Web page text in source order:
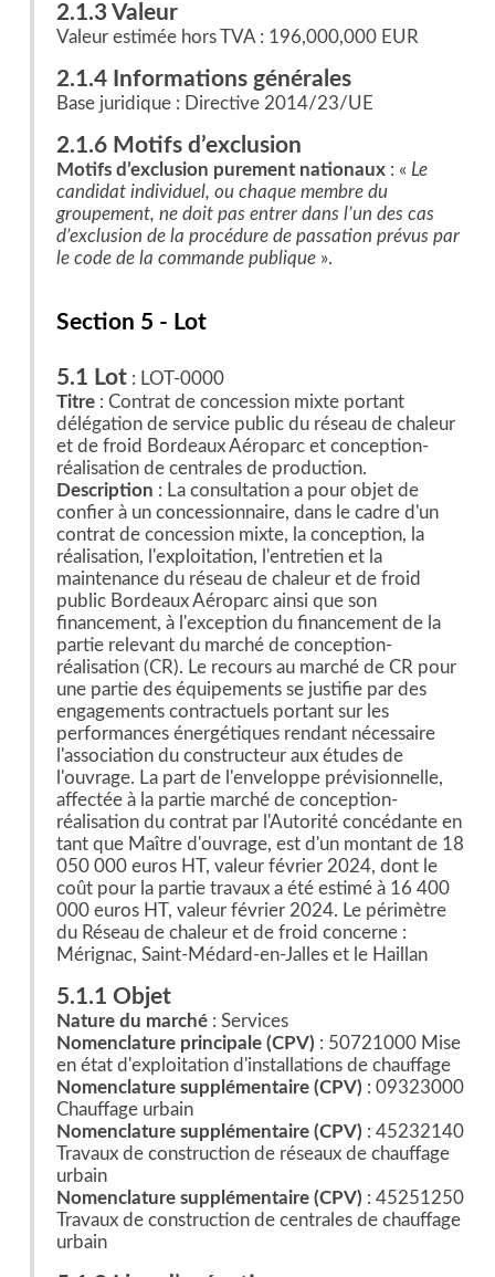
2.1.3 Valeur
Valeur estimée hors TVA : 196,000,000 EUR
2.1.4 Informations générales
Base juridique : Directive 2014/23/UE
2.1.6 Motifs d’exclusion
Motifs d’exclusion purement nationaux: « Le
candidat individuel, ou chaque membre du
groupement, ne doit pas entrer dans l’un des cas
d’exclusion de la procédure de passation prévus par
le code de la commande publique».
Section 5 - Lot
5.1 Lot: LOT-0000
Titre: Contrat de concession mixte portant
délégation de service public du réseau de chaleur
et de froid Bordeaux Aéroparc et conception-
réalisation de centrales de production.
Description : La consultation a pour objet de
confier à un concessionnaire, dans le cadre d'un
contrat de concession mixte, la conception, la
réalisation, l'exploitation, l'entretien et la
maintenance du réseau de chaleur et de froid
public Bordeaux Aéroparc ainsi que son
financement, à l'exception du financement de la
partie relevant du marché de conception-
réalisation (CR). Le recours au marché de CR pour
une partie des équipements se justifie par des
engagements contractuels portant sur les
performances énergétiques rendant nécessaire
l'association du constructeur aux études de
l'ouvrage. La part de l'enveloppe prévisionnelle,
affectée à la partie marché de conception-
réalisation du contrat par l'Autorité concédante en
tant que Maître d'ouvrage, est d'un montant de 18
050 000 euros HT, valeur février 2024, dont le
coût pour la partie travaux a été estimé à 16 400
000 euros HT, valeur février 2024. Le périmètre
du Réseau de chaleur et de froid concerne :
Mérignac, Saint-Médard-en-Jalles et le Haillan
5.1.1 Objet
Nature du marché : Services
Nomenclature principale (CPV) : 50721000 Mise
en état d'exploitation d'installations de chauffage
Nomenclature supplémentaire (CPV) : 09323000
Chauffage urbain
Nomenclature supplémentaire (CPV) : 45232140
Travaux de construction de réseaux de chauffage
urbain
Nomenclature supplémentaire (CPV) : 45251250
Travaux de construction de centrales de chauffage
urbain